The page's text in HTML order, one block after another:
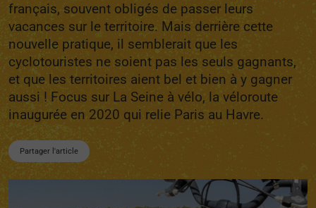
français, souvent obligés de passer leurs
vacances sur le territoire. Mais derrière cette
nouvelle pratique, il semblerait que les
cyclotouristes ne soient pas les seuls gagnants,
et que les territoires aient bel et bien à y gagner
aussi ! Focus sur La Seine à vélo, la véloroute
inaugurée en 2020 qui relie Paris au Havre.
Partager l'article